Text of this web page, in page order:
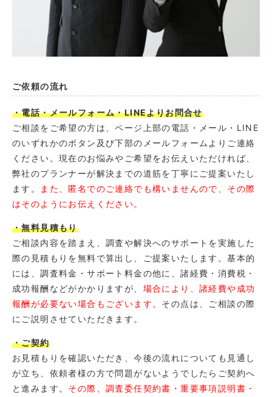
ご依頼の流れ
・電話・メールフォーム・LINEよりお問合せ
ご相談をご希望の方は、ページ上部の電話・メール・LINE
のいずれかのボタン及び下部のメールフォームよりご連絡
ください。現在のお悩みやご希望をお伝えいただければ、
弊社のプランナーが解決までの道筋を丁寧にご提案いたし
ます。
また、匿名でのご連絡でも構いませんので、その際
はそのようにお伝えください。
・無料見積もり
ご相談内容を踏まえ、調査や解決へのサポートを実施した
際の見積もりを無料で算出し、ご提案いたします。基本的
には、調査料金・サポート料金の他に、諸経費・消費税・
成功報酬などがかかりますが、 場合により、諸経費や成功
報酬が必要ない場合もございます。 その点は、ご相談の際
にご説明させていただきます。
・ご契約
お見積もりを確認いただき、今後の流れについても見通し
が立ち、依頼者様の方で問題がないようでしたらご契約へ
と進みます。 その際、調査委任契約書・重要事項説明書・